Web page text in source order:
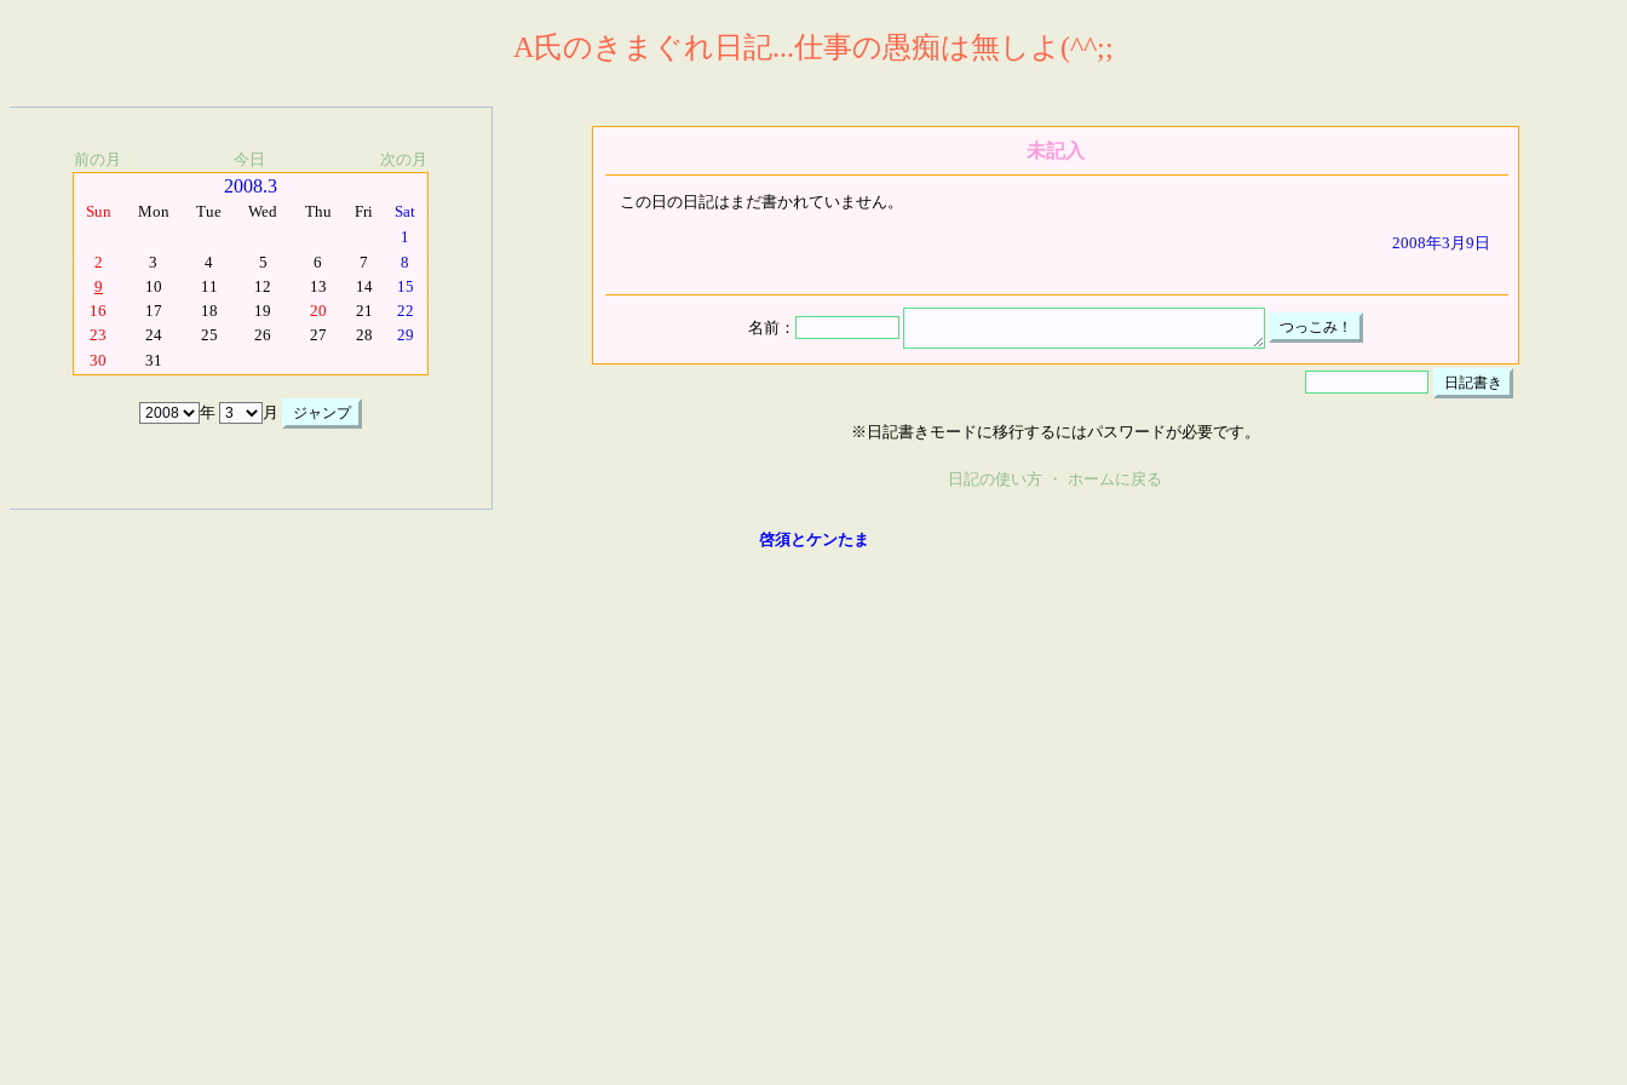
A氏のきまぐれ日記...仕事の愚痴は無しよ(^^;;
前の月 今日 次の月
2008.3
Sun Mon Tue Wed Thu Fri
Sat
1
2
3 4 5 6 7
8
9
10 11 12 13 14
15
16
17 18 19 20 21
22
23
24 25 26 27 28
29
30
31
年 月
未記入
この日の日記はまだ書かれていません。
2008年3月9日
名前：
※日記書きモードに移行するにはパスワードが必要です。
日記の使い方 ・ ホームに戻る
啓須とケンたま